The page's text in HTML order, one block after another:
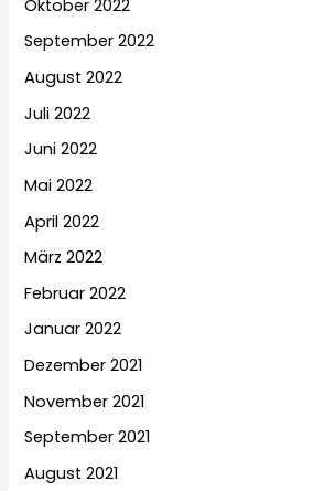
Oktober 2022
September 2022
August 2022
Juli 2022
Juni 2022
Mai 2022
April 2022
März 2022
Februar 2022
Januar 2022
Dezember 2021
November 2021
September 2021
August 2021